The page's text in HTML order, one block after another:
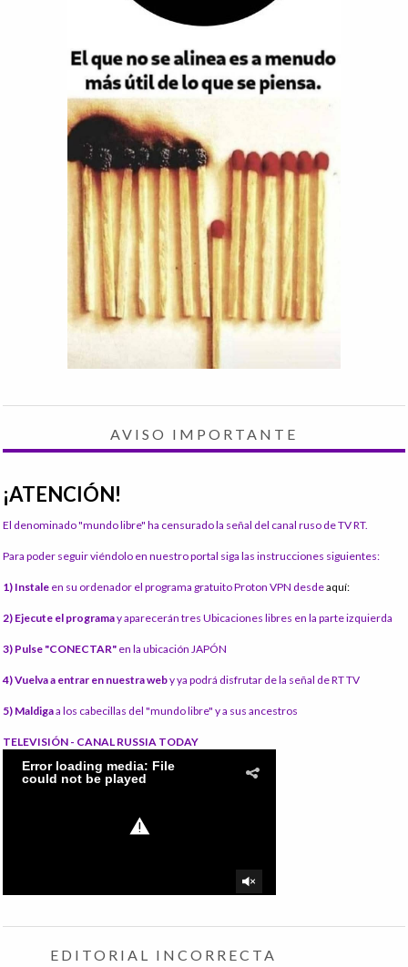
AVISO IMPORTANTE
¡ATENCIÓN!
El denominado "mundo libre" ha censurado la señal del canal ruso de TV RT.
Para poder seguir viéndolo en nuestro portal siga las instrucciones siguientes:
1) Instale en su ordenador el programa gratuito Proton VPN desdeaquí:
2) Ejecute el programay aparecerán tres Ubicaciones libres en la parte izquierda
3) Pulse "CONECTAR" en la ubicación JAPÓN
4) Vuelva a entrar en nuestra weby ya podrá disfrutar de la señal de RT TV
5) Maldigaa los cabecillas del "mundo libre" y a sus ancestros
TELEVISIÓN - CANAL RUSSIA TODAY
EDITORIAL INCORRECTA